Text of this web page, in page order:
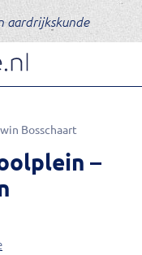
aardrijkskunde
Bosschaart
–